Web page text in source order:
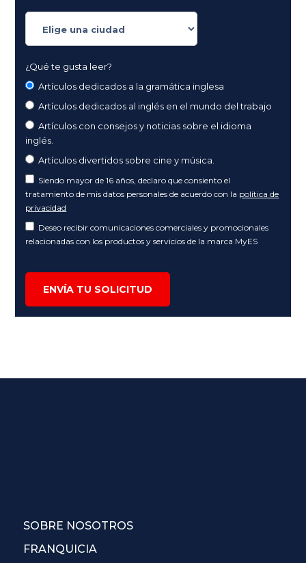
¿Qué te gusta leer?
Artículos dedicados a la gramática inglesa
Artículos dedicados al inglés en el mundo del trabajo
Artículos con consejos y noticias sobre el idioma
inglés.
Artículos divertidos sobre cine y música.
Siendo mayor de 16 años, declaro que consiento el
tratamiento de mis datos personales de acuerdo con la política de
privacidad
Deseo recibir comunicaciones comerciales y promocionales
relacionadas con los productos y servicios de la marca MyES
ENVÍA TU SOLICITUD
SOBRE NOSOTROS
FRANQUICIA